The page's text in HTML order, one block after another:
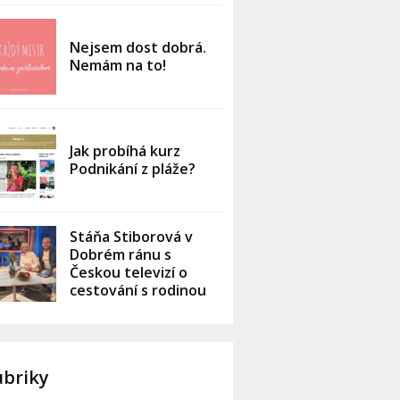
Nejsem dost dobrá.
Nemám na to!
Jak probíhá kurz
Podnikání z pláže?
Stáňa Stiborová v
Dobrém ránu s
Českou televizí o
cestování s rodinou